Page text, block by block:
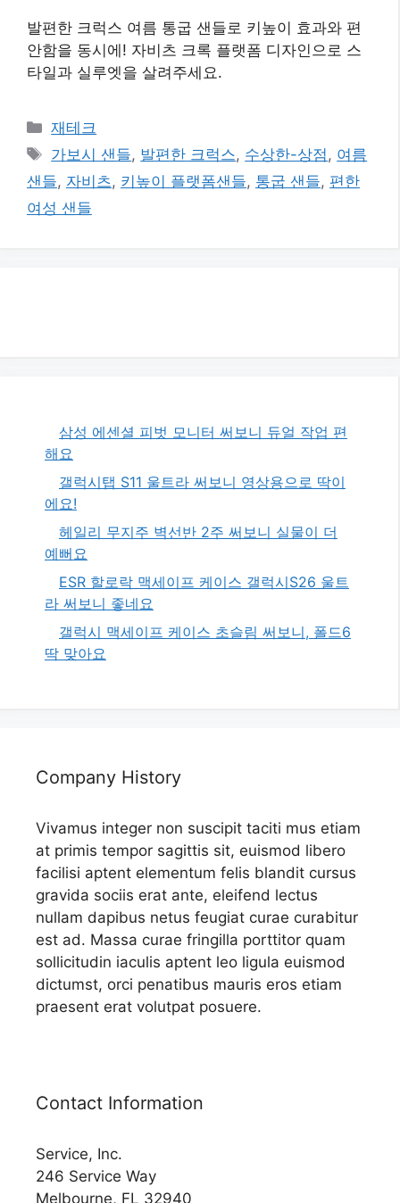
발편한 크럭스 여름 통굽 샌들로 키높이 효과와 편
안함을 동시에! 자비츠 크록 플랫폼 디자인으로 스
타일과 실루엣을 살려주세요.
카
테
고
리
재테크
태
그
가보시 샌들, 발편한 크럭스, 수상한-상점 , 여름
샌들, 자비츠, 키높이 플랫폼샌들, 통굽 샌들, 편한
여성 샌들
삼성 에센셜 피벗 모니터 써보니 듀얼 작업 편
해요
갤럭시탭 S11 울트라 써보니 영상용으로 딱이
에요!
헤일리 무지주 벽선반 2주 써보니 실물이 더
예뻐요
ESR 할로락 맥세이프 케이스 갤럭시S26 울트
라 써보니 좋네요
갤럭시 맥세이프 케이스 초슬림 써보니, 폴드6
딱 맞아요
Company History
Vivamus integer non suscipit taciti mus etiam
at primis tempor sagittis sit, euismod libero
facilisi aptent elementum felis blandit cursus
gravida sociis erat ante, eleifend lectus
nullam dapibus netus feugiat curae curabitur
est ad. Massa curae fringilla porttitor quam
sollicitudin iaculis aptent leo ligula euismod
dictumst, orci penatibus mauris eros etiam
praesent erat volutpat posuere.
Contact Information
Service, Inc.
246 Service Way
Melbourne, FL 32940